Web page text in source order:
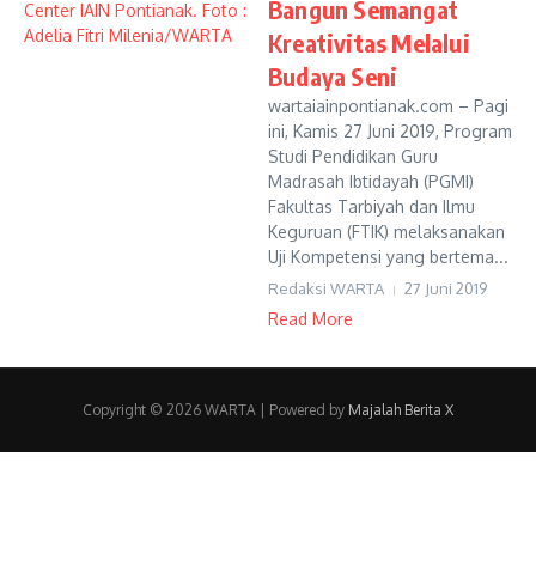
Bangun Semangat
Kreativitas Melalui
Budaya Seni
wartaiainpontianak.com – Pagi
ini, Kamis 27 Juni 2019, Program
Studi Pendidikan Guru
Madrasah Ibtidayah (PGMI)
Fakultas Tarbiyah dan Ilmu
Keguruan (FTIK) melaksanakan
Uji Kompetensi yang bertema...
Redaksi WARTA 27 Juni 2019
Read More
Copyright © 2026 WARTA | Powered by Majalah Berita X